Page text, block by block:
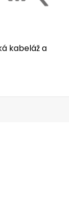
kabeláž a